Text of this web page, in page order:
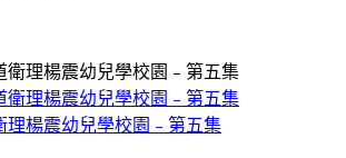
理楊震幼兒學校園﹣第五集